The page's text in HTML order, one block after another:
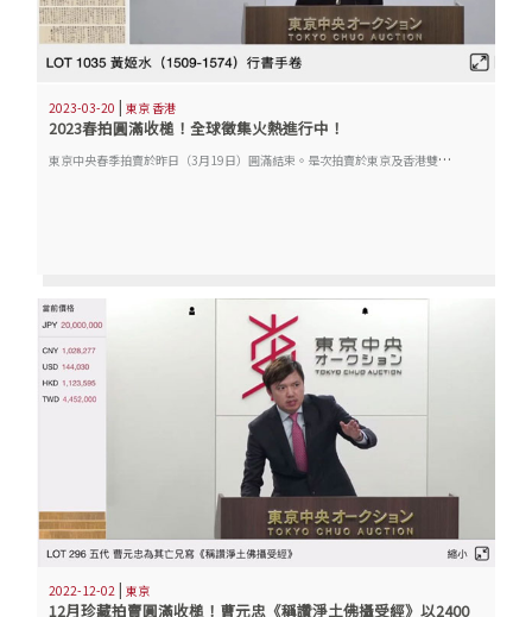
2023-03-20 |東京 香港
2023春拍圓滿收槌！全球徵集火熱進行中！
東
京中央春季拍賣於昨日（3月19日）圓滿結束。是次拍賣於東京及香港雙城舉行，40多個專場共呈獻逾1,400件珍品。當中「風神有餘—東京某藏家同一書法收藏」、「鐵筆留痕—日本著名篆刻家舊藏印譜專場」、「鴻禧集珍—舊鴻禧美術館舊藏元明清重要漆器專場」及「萬彩斑斕—山中商會舊藏明清重要瓷器專場」等多個專場喜獲白手套佳績。
2022-12-02 |東京
12月珍藏拍賣圓滿收槌！曹元忠《稱讚淨土佛攝受經》以2400